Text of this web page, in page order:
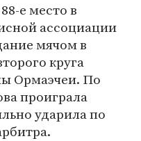
е место в
ассоциации
мячом в
круга
Ормаэчеи. По
проиграла
ударила по